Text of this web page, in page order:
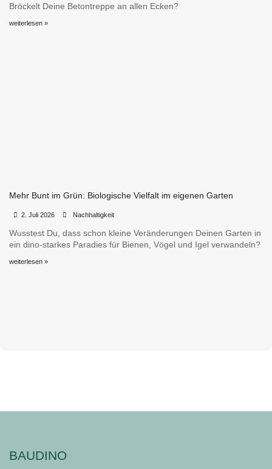
Bröckelt Deine Betontreppe an allen Ecken?
weiterlesen »
Mehr Bunt im Grün: Biologische Vielfalt im eigenen Garten
2. Juli 2026 Nachhaltigkeit
Wusstest Du, dass schon kleine Veränderungen Deinen Garten in
ein dino-starkes Paradies für Bienen, Vögel und Igel verwandeln?
weiterlesen »
BAUDINO